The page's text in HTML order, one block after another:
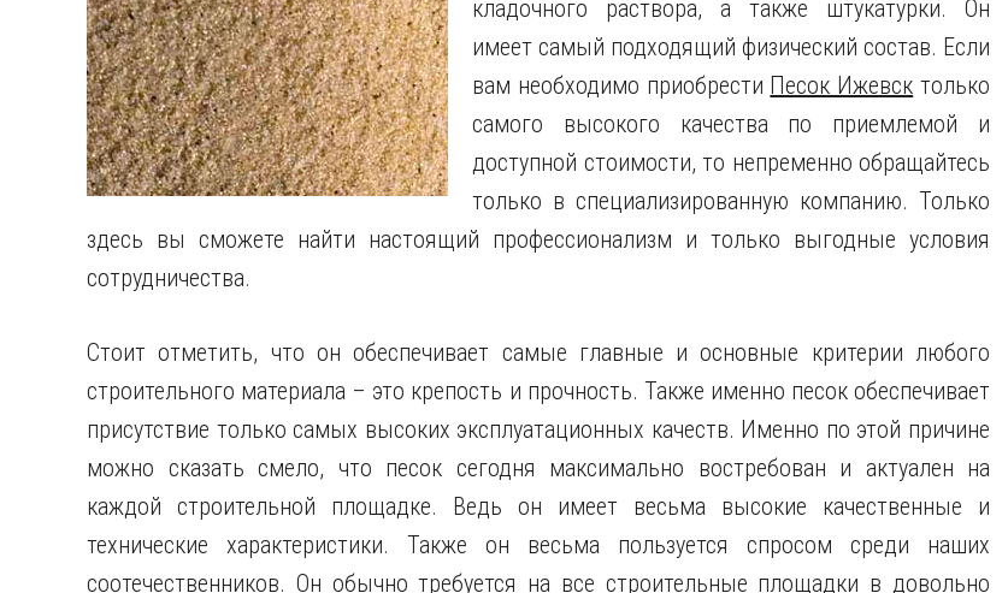
кладочного раствора, а также штукатурки. Он
имеет самый подходящий физический состав. Если
вам необходимо приобрести Песок Ижевск только
самого высокого качества по приемлемой и
доступной стоимости, то непременно обращайтесь
только в специализированную компанию. Только
здесь вы сможете найти настоящий профессионализм и только выгодные условия
сотрудничества.
Стоит отметить, что он обеспечивает самые главные и основные критерии любого
строительного материала – это крепость и прочность. Также именно песок обеспечивает
присутствие только самых высоких эксплуатационных качеств. Именно по этой причине
можно сказать смело, что песок сегодня максимально востребован и актуален на
каждой строительной площадке. Ведь он имеет весьма высокие качественные и
технические характеристики. Также он весьма пользуется спросом среди наших
соотечественников. Он обычно требуется на все строительные площадки в довольно